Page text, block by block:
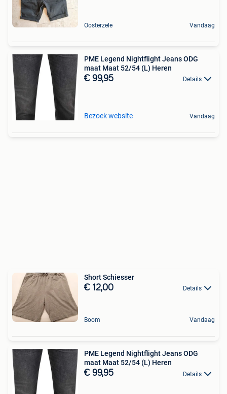
Oosterzele Vandaag
PME Legend Nightflight Jeans ODG
maat Maat 52/54 (L) Heren
€ 99,95 Details
Bezoek website Vandaag
Short Schiesser
€ 12,00 Details
Boom Vandaag
PME Legend Nightflight Jeans ODG
maat Maat 52/54 (L) Heren
€ 99,95 Details